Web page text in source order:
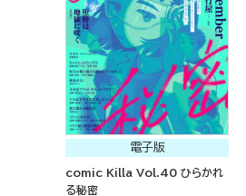
電子版
comic Killa Vol.40 ひらかれ
る秘密